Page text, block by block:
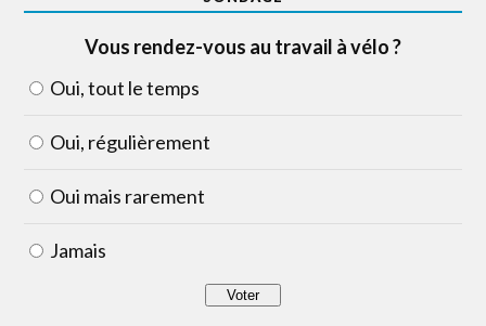
Vous rendez-vous au travail à vélo ?
Oui, tout le temps
Oui, régulièrement
Oui mais rarement
Jamais